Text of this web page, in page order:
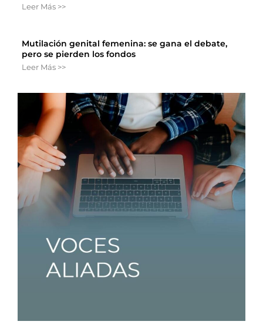
Leer Más >>
Mutilación genital femenina: se gana el debate,
pero se pierden los fondos
Leer Más >>